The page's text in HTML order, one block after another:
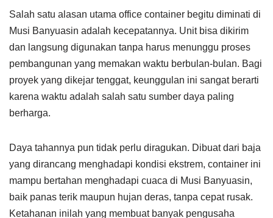
Salah satu alasan utama office container begitu diminati di
Musi Banyuasin adalah kecepatannya. Unit bisa dikirim
dan langsung digunakan tanpa harus menunggu proses
pembangunan yang memakan waktu berbulan-bulan. Bagi
proyek yang dikejar tenggat, keunggulan ini sangat berarti
karena waktu adalah salah satu sumber daya paling
berharga.
Daya tahannya pun tidak perlu diragukan. Dibuat dari baja
yang dirancang menghadapi kondisi ekstrem, container ini
mampu bertahan menghadapi cuaca di Musi Banyuasin,
baik panas terik maupun hujan deras, tanpa cepat rusak.
Ketahanan inilah yang membuat banyak pengusaha